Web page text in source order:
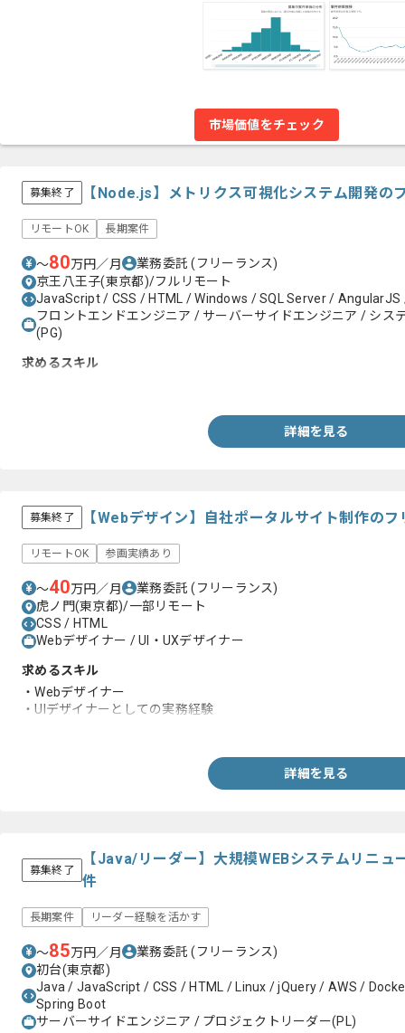
市場価値をチェック
募集終了 【Node.js】メトリクス可視化システム開発の
リモートOK 長期案件
〜80万円／月 業務委託(フリーランス)
京王八王子(東京都)/フルリモート
JavaScript / CSS / HTML / Windows / SQL Server /
フロントエンドエンジニア / サーバーサイドエンジニア / シス
(PG)
求めるスキル
詳細を見る
募集終了 【Webデザイン】自社ポータルサイト制作の
リモートOK 参画実績あり
〜40万円／月 業務委託(フリーランス)
虎ノ門(東京都)/一部リモート
CSS / HTML
Webデザイナー / UI・UXデザイナー
求めるスキル
・Webデザイナー
・UIデザイナーとしての実務経験
詳細を見る
募集終了
【Java/リーダー】大規模WEBシステムリニュ
件
長期案件 リーダー経験を活かす
〜85万円／月 業務委託(フリーランス)
初台(東京都)
Java / JavaScript / CSS / HTML / Linux / jQuery / AWS /
Spring Boot
サーバーサイドエンジニア / プロジェクトリーダー(PL)